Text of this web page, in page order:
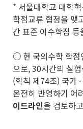
* 서울대학교 대학
학점교류 협정을 맺
간 표준 이수학점
○ 현 국외수학 학
으로, 30시간의 실
(학칙 제74조) 국가
온전히 반영하기 어
이드라인을 검토하